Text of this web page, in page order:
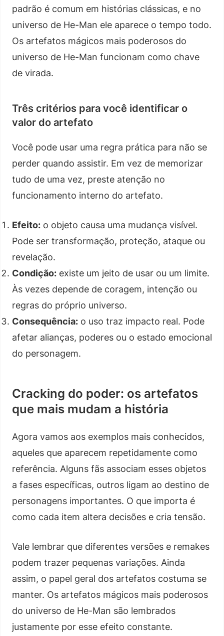
padrão é comum em histórias clássicas, e no
universo de He-Man ele aparece o tempo todo.
Os artefatos mágicos mais poderosos do
universo de He-Man funcionam como chave
de virada.
Três critérios para você identificar o
valor do artefato
Você pode usar uma regra prática para não se
perder quando assistir. Em vez de memorizar
tudo de uma vez, preste atenção no
funcionamento interno do artefato.
Efeito: o objeto causa uma mudança visível.
Pode ser transformação, proteção, ataque ou
revelação.
Condição: existe um jeito de usar ou um limite.
Às vezes depende de coragem, intenção ou
regras do próprio universo.
Consequência: o uso traz impacto real. Pode
afetar alianças, poderes ou o estado emocional
do personagem.
Cracking do poder: os artefatos
que mais mudam a história
Agora vamos aos exemplos mais conhecidos,
aqueles que aparecem repetidamente como
referência. Alguns fãs associam esses objetos
a fases específicas, outros ligam ao destino de
personagens importantes. O que importa é
como cada item altera decisões e cria tensão.
Vale lembrar que diferentes versões e remakes
podem trazer pequenas variações. Ainda
assim, o papel geral dos artefatos costuma se
manter. Os artefatos mágicos mais poderosos
do universo de He-Man são lembrados
justamente por esse efeito constante.